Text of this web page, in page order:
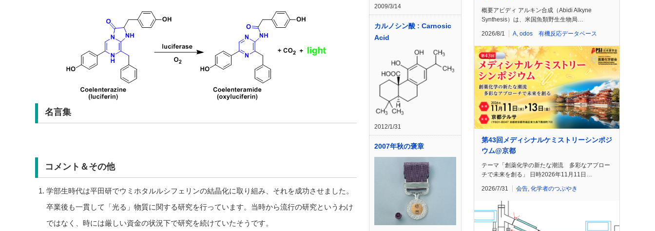
名言集
コメント＆その他
学部生時代は平田研でウミホタルルシフェリンの結晶化に取り組み、それを成功させました。
卒業後も一貫して「光る」物質に関する研究を行っています。当時から流行の研究というわけ
ではなく、時には厳しい資金の状況下で研究を続けていたそうです。
2009/3/14
カルノシン酸 : Carnosic
Acid
2012/1/31
2007年秋の褒章
概要アビディ アルキン合成（Abidi Alkyne
Synthesis）は、米国魚類野生生物局…
2026/8/1 A odos 有機反応データベース
第43回メディシナルケミストリーシンポジ
ウム@京都
テーマ「創薬化学の新たな潮流 多彩なアプロー
チで未来を創る」 日時2026年11月11日…
2026/7/31 会告, 化学者のつぶやき